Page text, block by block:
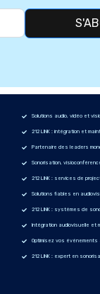
Solutions audio, vidéo et
212 LINK : intégration et
Partenaire des leaders
Sonorisation,
212 LINK : services de
Solutions fiables en
212 LINK : systèmes de
Intégration audiovisuelle et
Optimisez vos événements
212 LINK : expert en